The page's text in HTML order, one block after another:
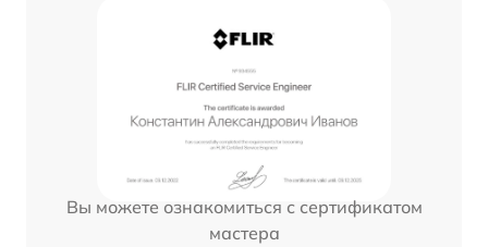
Вы можете ознакомиться с сертификатом
мастера